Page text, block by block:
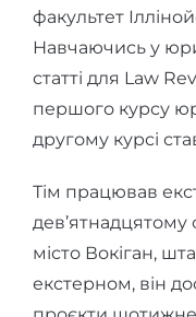
факультет
Навчаючись у
статті для Law
першого курсу
другому курсі
Тім працював
дев’ятнадцятому
місто Вокіган,
екстерном, він